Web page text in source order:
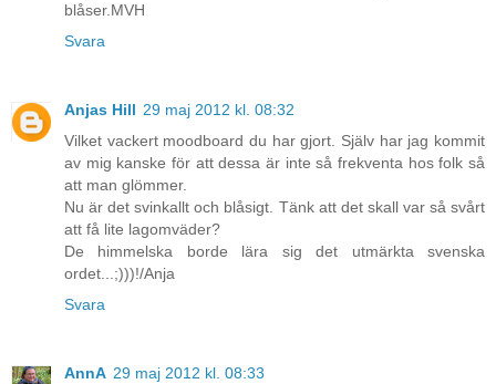
blåser.MVH
Svara
Anjas Hill 29 maj 2012 kl. 08:32
Vilket vackert moodboard du har gjort. Själv har jag kommit
av mig kanske för att dessa är inte så frekventa hos folk så
att man glömmer.
Nu är det svinkallt och blåsigt. Tänk att det skall var så svårt
att få lite lagomväder?
De himmelska borde lära sig det utmärkta svenska
ordet...;)))!/Anja
Svara
AnnA 29 maj 2012 kl. 08:33